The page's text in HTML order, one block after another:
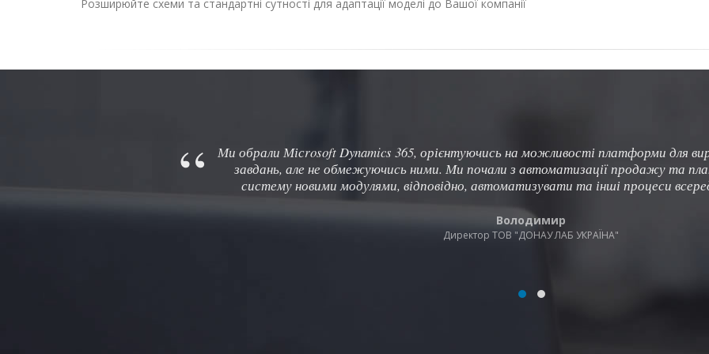
Розширюйте схеми та стандартні сутності для адаптації моделі до Вашої компанії
Ми обрали Місrosoft Dynamics 365, орієнтуючись на можливості платформи для
завдань, але не обмежуючись ними. Ми почали з автоматизації продажу та
систему новими модулями, відповідно, автоматизувати та інші процеси
Володимир
Директор ТОВ "ДОНАУ ЛАБ УКРАЇНА"